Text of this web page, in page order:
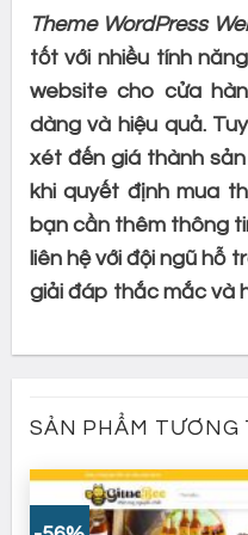
Theme WordPress
tốt với nhiều tính
website cho cửa
dàng và hiệu quả.
xét đến giá thành
khi quyết định mua
bạn cần thêm thông
liên hệ với đội ngũ hỗ
giải đáp thắc mắc và
SẢN PHẨM TƯƠNG